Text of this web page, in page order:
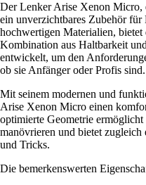
Der Lenker Arise Xenon Micro,
ein unverzichtbares Zubehör
hochwertigen Materialien,
Kombination aus Haltbarkeit
entwickelt, um den
ob sie Anfänger oder Profis sind.
Mit seinem modernen und
Arise Xenon Micro einen
optimierte Geometrie
manövrieren und bietet
und Tricks.
Die bemerkenswerten